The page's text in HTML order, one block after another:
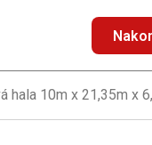
hala 10m x 21,35m x